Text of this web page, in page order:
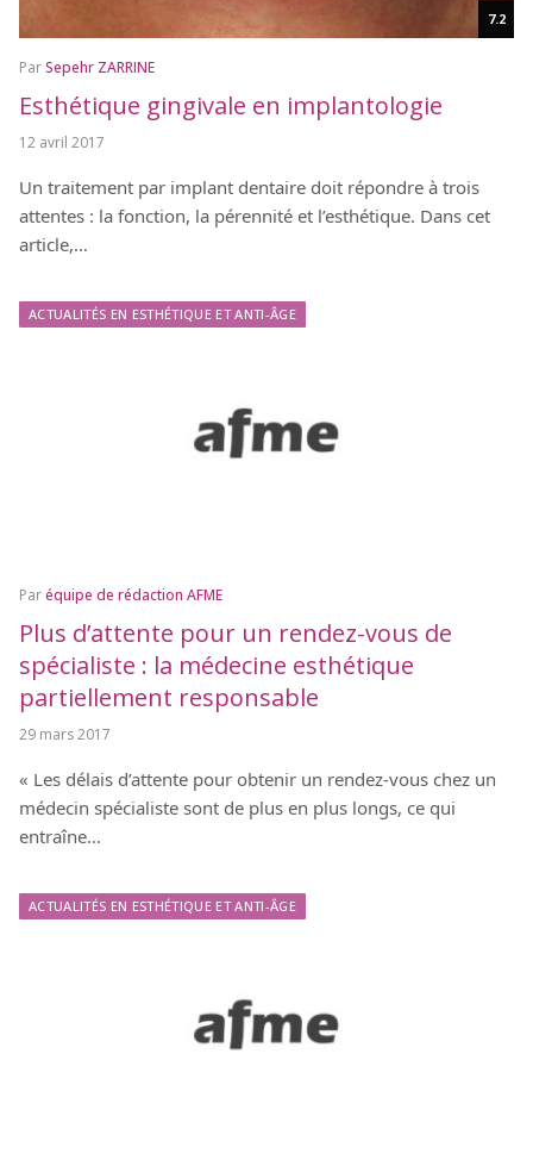
7.2
ParSepehr ZARRINE
Esthétique gingivale en implantologie
12 avril 2017
Un traitement par implant dentaire doit répondre à trois
attentes : la fonction, la pérennité et l’esthétique. Dans cet
article,…
ACTUALITÉS EN ESTHÉTIQUE ET ANTI-ÂGE
Paréquipe de rédaction AFME
Plus d’attente pour un rendez-vous de
spécialiste : la médecine esthétique
partiellement responsable
29 mars 2017
« Les délais d’attente pour obtenir un rendez-vous chez un
médecin spécialiste sont de plus en plus longs, ce qui
entraîne…
ACTUALITÉS EN ESTHÉTIQUE ET ANTI-ÂGE